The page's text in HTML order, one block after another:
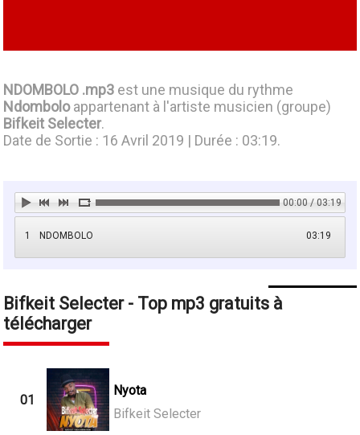
NDOMBOLO .mp3 est une musique du rythme
Ndomboloappartenant à l'artiste musicien (groupe)
Bifkeit Selecter.
Date de Sortie : 16 Avril 2019 | Durée : 03:19.
00:00 / 03:19
1 03:19
NDOMBOLO
Bifkeit Selecter - Top mp3 gratuits à
télécharger
01
Nyota
Bifkeit Selecter